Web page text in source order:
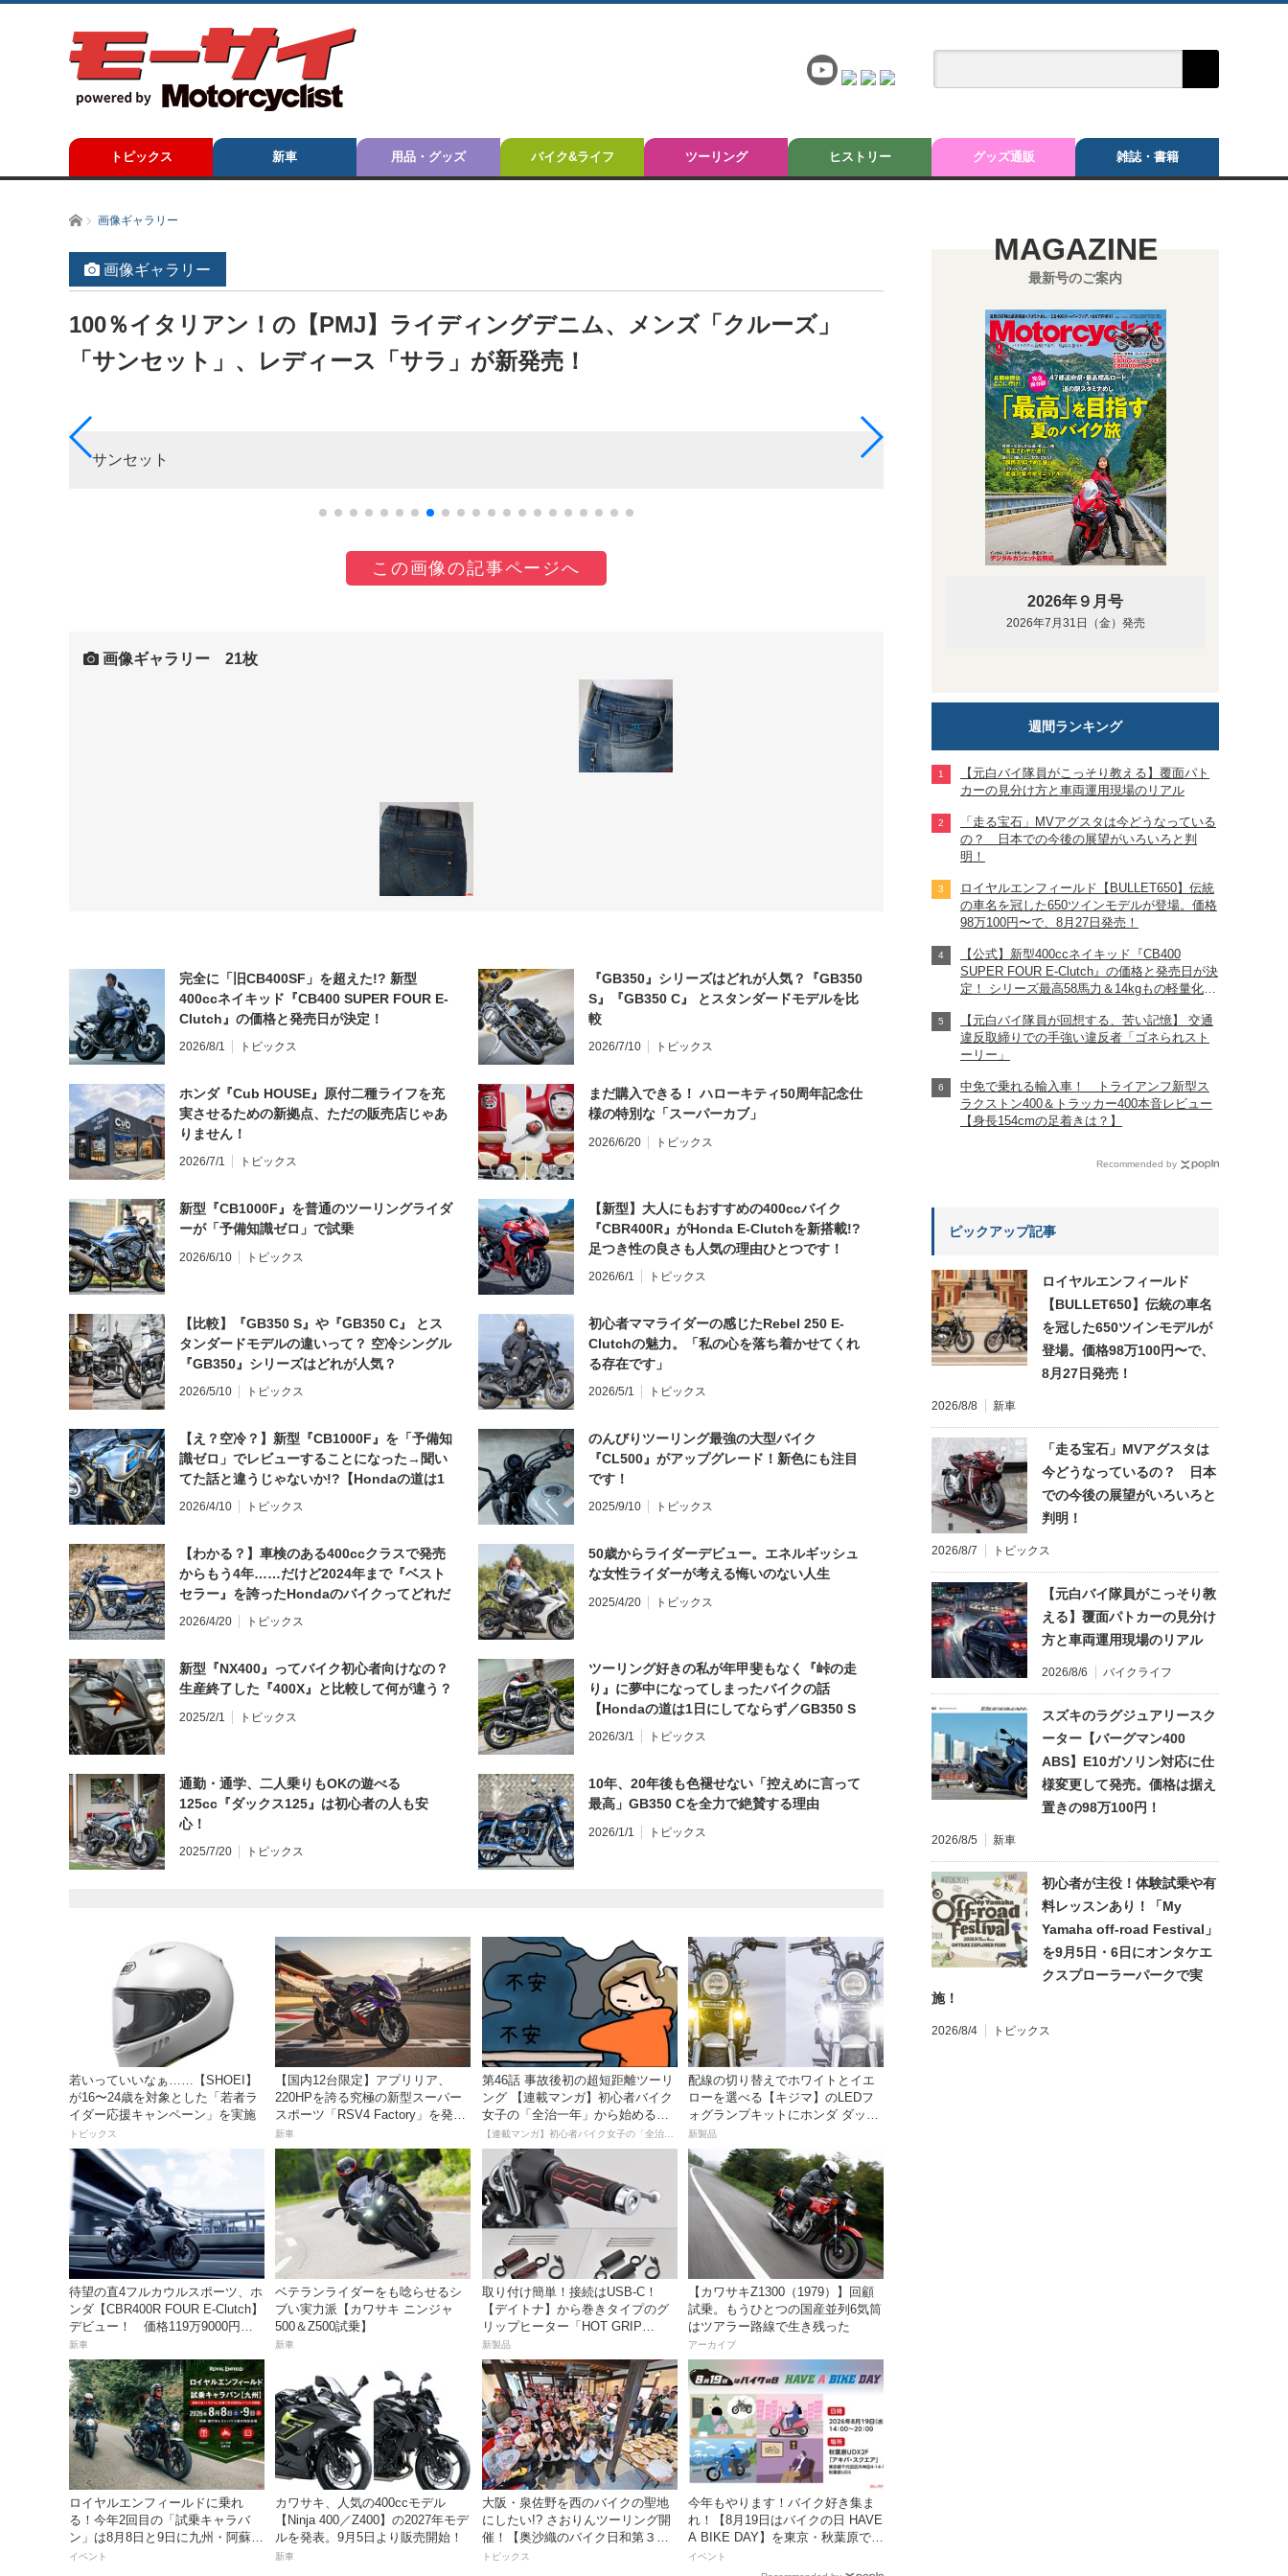
トピックス 新車 用品・グッズ バイク&ライフ ツーリング ヒストリー グッズ通販 雑誌・書籍
ホーム画像ギャラリー
画像ギャラリー
100％イタリアン！の【PMJ】ライディングデニム、メンズ「クルーズ」
「サンセット」、レディース「サラ」が新発売！
サンセット
この画像の記事ページへ
画像ギャラリー 21枚
完全に「旧CB400SF」を超えた!? 新型
400ccネイキッド『CB400 SUPER FOUR E-
Clutch』の価格と発売日が決定！
2026/8/1 トピックス
『GB350』シリーズはどれが人気？『GB350
S』『GB350 C』 とスタンダードモデルを比
較
2026/7/10 トピックス
ホンダ『Cub HOUSE』原付二種ライフを充
実させるための新拠点、ただの販売店じゃあ
りません！
2026/7/1 トピックス
まだ購入できる！ ハローキティ50周年記念仕
様の特別な「スーパーカブ」
2026/6/20 トピックス
新型『CB1000F』を普通のツーリングライダ
ーが「予備知識ゼロ」で試乗
2026/6/10 トピックス
【新型】大人にもおすすめの400ccバイク
『CBR400R』がHonda E-Clutchを新搭載!?
足つき性の良さも人気の理由ひとつです！
2026/6/1 トピックス
【比較】『GB350 S』や『GB350 C』 とス
タンダードモデルの違いって？ 空冷シングル
『GB350』シリーズはどれが人気？
2026/5/10 トピックス
初心者ママライダーの感じたRebel 250 E-
Clutchの魅力。「私の心を落ち着かせてくれ
る存在です」
2026/5/1 トピックス
【え？空冷？】新型『CB1000F』を「予備知
識ゼロ」でレビューすることになった→聞い
てた話と違うじゃないか!?【Hondaの道は1
日にしてならず／CB1000F ①第一印象 編】
2026/4/10 トピックス
のんびりツーリング最強の大型バイク
『CL500』がアップグレード！新色にも注目
です！
2025/9/10 トピックス
【わかる？】車検のある400ccクラスで発売
からもう4年……だけど2024年まで『ベスト
セラー』を誇ったHondaのバイクってどれだ
と思う？
2026/4/20 トピックス
50歳からライダーデビュー。エネルギッシュ
な女性ライダーが考える悔いのない人生
2025/4/20 トピックス
新型『NX400』ってバイク初心者向けなの？
生産終了した『400X』と比較して何が違う？
2025/2/1 トピックス
ツーリング好きの私が年甲斐もなく『峠の走
り』に夢中になってしまったバイクの話
【Hondaの道は1日にしてならず／GB350 S
インプレ・レビュー 前編】
2026/3/1 トピックス
通勤・通学、二人乗りもOKの遊べる
125cc『ダックス125』は初心者の人も安
心！
2025/7/20 トピックス
10年、20年後も色褪せない「控えめに言って
最高」GB350 Cを全力で絶賛する理由
2026/1/1 トピックス
若いっていいなぁ……【SHOEI】
が16〜24歳を対象とした「若者ラ
イダー応援キャンペーン」を実施
トピックス
【国内12台限定】アプリリア、
220HPを誇る究極の新型スーパー
スポーツ「RSV4 Factory」を発
売。価格363万円！
新車
第46話 事故後初の超短距離ツーリ
ング 【連載マンガ】初心者バイク
女子の「全治一年」から始める起
死回生日記
【連載マンガ】初心者バイク女子の「全治一年」から始める起死回生日記
配線の切り替えでホワイトとイエ
ローを選べる【キジマ】のLEDフ
ォグランプキットにホンダ ダック
ス／グロム用が登場
新製品
待望の直4フルカウルスポーツ、ホ
ンダ【CBR400R FOUR E-Clutch】
デビュー！ 価格119万9000円で9
月18日発売。
新車
ベテランライダーをも唸らせるシ
ブい実力派【カワサキ ニンジャ
500＆Z500試乗】
新車
取り付け簡単！接続はUSB-C！
【デイトナ】から巻きタイプのグ
リップヒーター「HOT GRIP
WRAP HEAT」が登場
新製品
【カワサキZ1300（1979）】回顧
試乗。もうひとつの国産並列6気筒
はツアラー路線で生き残った
アーカイブ
ロイヤルエンフィールドに乗れ
る！今年2回目の「試乗キャラバ
ン」は8⽉8⽇と9⽇に九州・阿蘇で
開催！
イベント
カワサキ、人気の400ccモデル
【Ninja 400／Z400】の2027年モデ
ルを発表。9月5日より販売開始！
新車
大阪・泉佐野を西のバイクの聖地
にしたい!? さおりんツーリング開
催！【奥沙織のバイク日和第３
回】
トピックス
今年もやります！バイク好き集ま
れ！【8月19日はバイクの日 HAVE
A BIKE DAY】を東京・秋葉原で開
催！
イベント
MAGAZINE
最新号のご案内
2026年９月号
2026年7月31日（金）発売
週間ランキング
【元白バイ隊員がこっそり教える】覆面パト
カーの見分け方と車両運用現場のリアル
「走る宝石」MVアグスタは今どうなっている
の？ 日本での今後の展望がいろいろと判
明！
ロイヤルエンフィールド【BULLET650】伝統
の車名を冠した650ツインモデルが登場。価格
98万100円〜で、8月27日発売！
【公式】新型400ccネイキッド『CB400
SUPER FOUR E-Clutch』の価格と発売日が決
定！ シリーズ最高58馬力＆14kgもの軽量化!?
【Honda2026新車ニュース】
【元白バイ隊員が回想する、苦い記憶】 交通
違反取締りでの手強い違反者「ゴネられスト
ーリー」
中免で乗れる輸入車！ トライアンフ新型ス
ラクストン400＆トラッカー400本音レビュー
【身長154cmの足着きは？】
Recommended by
ピックアップ記事
ロイヤルエンフィールド
【BULLET650】伝統の車名
を冠した650ツインモデルが
登場。価格98万100円〜で、
8月27日発売！
2026/8/8 新車
「走る宝石」MVアグスタは
今どうなっているの？ 日本
での今後の展望がいろいろと
判明！
2026/8/7 トピックス
【元白バイ隊員がこっそり教
える】覆面パトカーの見分け
方と車両運用現場のリアル
2026/8/6 バイクライフ
スズキのラグジュアリースク
ーター【バーグマン400
ABS】E10ガソリン対応に仕
様変更して発売。価格は据え
置きの98万100円！
2026/8/5 新車
初心者が主役！体験試乗や有
料レッスンあり！「My
Yamaha off-road Festival」
を9月5日・6日にオンタケエ
クスプローラーパークで実
施！
2026/8/4 トピックス